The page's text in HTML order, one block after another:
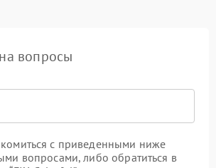
вопросы
с приведенными ниже
вопросами, либо обратиться в